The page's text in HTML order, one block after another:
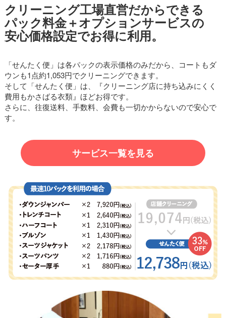
クリーニング工場直営だからできる
パック料金＋オプションサービスの
安心価格設定でお得に利用。
「せんたく便」は各パックの表示価格のみだから、コートもダ
ウンも1点約1,053円でクリーニングできます。
そして「せんたく便」は、『クリーニング店に持ち込みにくく
費用もかさばる衣類』ほどお得です。
さらに、往復送料、手数料、会費も一切かからないので安心で
す。
サービス一覧を見る